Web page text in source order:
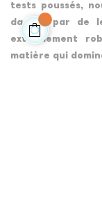
tests poussés,
dacron par de
extrêmement
matière qui